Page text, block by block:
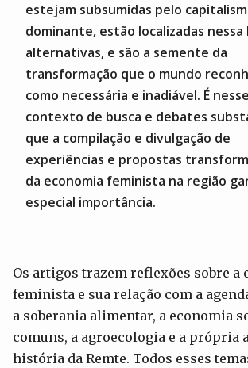
estejam subsumidas pelo
dominante, estão localizadas nessa
alternativas, e são a semente da
transformação que o mundo
como necessária e inadiável. É nesse
contexto de busca e debates
que a compilação e divulgação de
experiências e propostas
da economia feminista na região
especial importância.
Os artigos trazem reflexões sobre a
feminista e sua relação com a
a soberania alimentar, a economia
comuns, a agroecologia e a própria
história da Remte. Todos esses